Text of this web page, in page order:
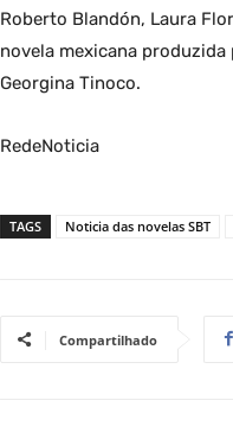
Roberto Blandón, Laura
novela mexicana
Georgina Tinoco.
RedeNoticia
TAGS Noticia das novelas SBT
Compartilhado